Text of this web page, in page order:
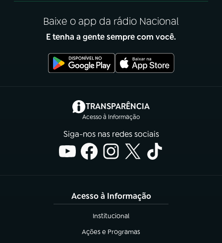
Baixe o app da rádio Nacional
E tenha a gente sempre com você.
TRANSPARÊNCIA
Acesso à Informação
(abre em nova aba)
Siga-nos nas redes sociais
Acesso à Informação
Institucional
(abre em nova aba)
Ações e Programas
(abre em nova aba)